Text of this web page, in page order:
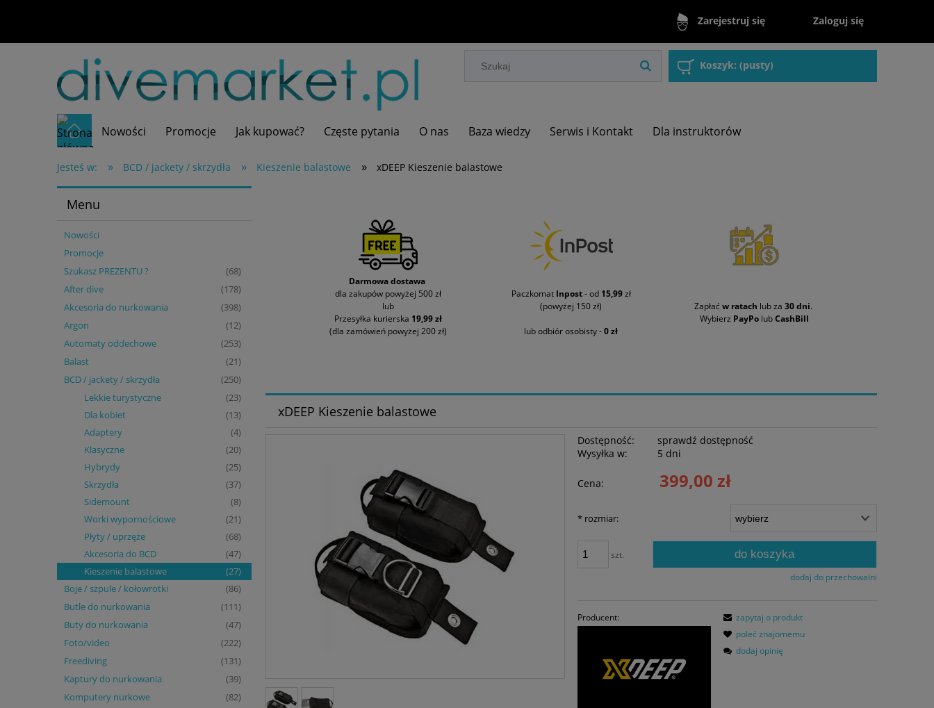
Zarejestruj się Zaloguj się
Koszyk: (pusty)
Nowości Promocje Jak kupować? Częste pytania O nas Baza wiedzy Serwis i Kontakt Dla instruktorów
Jesteś w: » BCD / jackety / skrzydła » Kieszenie balastowe » xDEEP Kieszenie balastowe
Menu
Nowości
Promocje
Szukasz PREZENTU ?
(68)
After dive (178)
Akcesoria do nurkowania (398)
Argon (12)
Automaty oddechowe (253)
Balast (21)
BCD / jackety / skrzydła (250)
Lekkie turystyczne (23)
Dla kobiet (13)
Adaptery (4)
Klasyczne (20)
Hybrydy (25)
Skrzydła (37)
Sidemount (8)
Worki wypornościowe (21)
Płyty / uprzęże (68)
Akcesoria do BCD (47)
Kieszenie balastowe (27)
Boje / szpule / kołowrotki (86)
Butle do nurkowania (111)
Buty do nurkowania (47)
Foto/video (222)
Freediving (131)
Kaptury do nurkowania (39)
Komputery nurkowe (82)
Darmowa dostawa
dla zakupów powyżej 500 zł
lub
Przesyłka kurierska 19,99 zł
(dla zamówień powyżej 200 zł)
PaczkomatInpost- od 15,99zł
(powyżej 150 zł)
lub odbiór osobisty -0 zł
Zapłać w ratach lub za 30 dni.
Wybierz PayPo lubCashBill
xDEEP Kieszenie balastowe
Dostępność:
sprawdź dostępność
Wysyłka w:
5 dni
Cena: 399,00 zł
* rozmiar:
szt. do koszyka
dodaj do przechowalni
Producent:
zapytaj o produkt
poleć znajomemu
dodaj opinię